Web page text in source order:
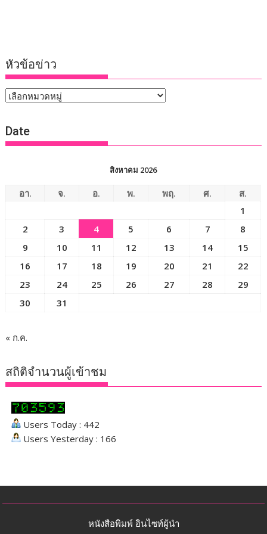
หัวข้อข่าว
หัวข้อ
Date
สิงหาคม 2026
อา. จ. อ. พ. พฤ. ศ.
ส.
1
2
3 4 5 6 7
8
9
10 11 12 13 14
15
16
17 18 19 20 21
22
23
24 25 26 27 28
29
30
31
« ก.ค.
สถิติจำนวนผู้เข้าชม
Users Today : 442
Users Yesterday : 166
หนังสือพิมพ์ อินไซท์ผู้นำ